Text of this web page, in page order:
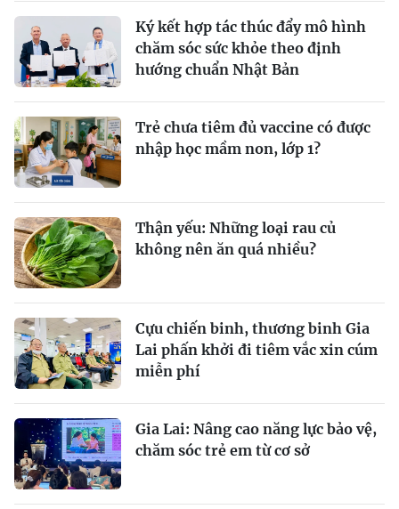
Ký kết hợp tác thúc đẩy mô hình
chăm sóc sức khỏe theo định
hướng chuẩn Nhật Bản
Trẻ chưa tiêm đủ vaccine có được
nhập học mầm non, lớp 1?
Thận yếu: Những loại rau củ
không nên ăn quá nhiều?
Cựu chiến binh, thương binh Gia
Lai phấn khởi đi tiêm vắc xin cúm
miễn phí
Gia Lai: Nâng cao năng lực bảo vệ,
chăm sóc trẻ em từ cơ sở